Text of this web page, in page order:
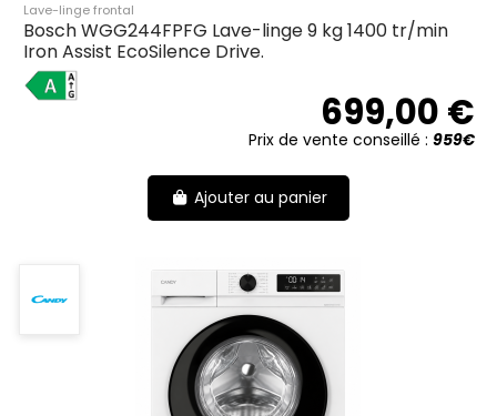
Lave-linge frontal
Bosch WGG244FPFG Lave-linge 9 kg 1400 tr/min
Iron Assist EcoSilence Drive.
A
699,00 €
Prix de vente conseillé : 959€
Ajouter au panier